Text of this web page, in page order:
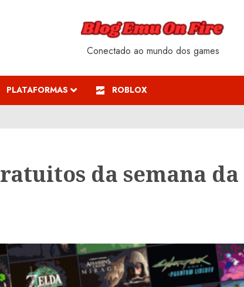
Conectado ao mundo dos games
PLATAFORMAS ROBLOX
da semana da